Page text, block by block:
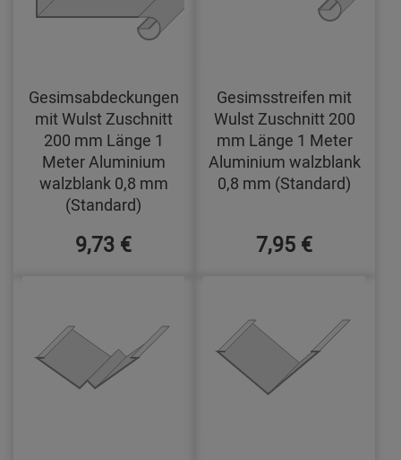
Gesimsabdeckungen
mit Wulst Zuschnitt
200 mm Länge 1
Meter Aluminium
walzblank 0,8 mm
(Standard)
9,73 €
Gesimsstreifen mit
Wulst Zuschnitt 200
mm Länge 1 Meter
Aluminium walzblank
0,8 mm (Standard)
7,95 €